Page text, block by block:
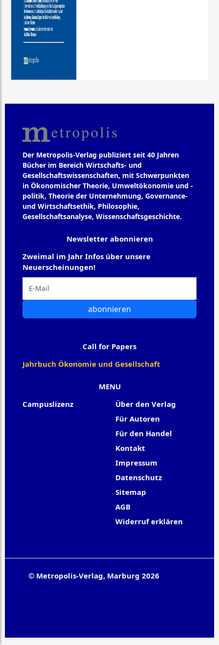
Der Metropolis-Verlag publiziert seit 40 Jahren
Bücher im Bereich Wirtschafts- und
Gesellschaftswissenschaften, mit Schwerpunkten
in Ökonomischer Theorie, Umweltökonomie und -
politik, Theorie der Unternehmung, Governance-
und Wirtschaftsethik, Philosophie,
Gesellschaftsanalyse, Wissenschaftsgeschichte.
MENU
Campuslizenz
Über den Verlag
Für Autoren
Für den Handel
Kontakt
Impressum
Datenschutz
Sitemap
AGB
Widerruf erklären
Newsletter abonnieren
Zweimal im Jahr Infos über unsere
Neuerscheinungen!
abonnieren
Call for Papers
Jahrbuch Ökonomie und Gesellschaft
© Metropolis-Verlag, Marburg 2026